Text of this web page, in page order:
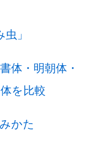
」
体・明朝体・
を比較
かた